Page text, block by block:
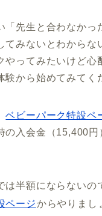
「先生と合わなかっ
てみないとわからな
やってみたいけど心
験から始めてみてく
ベビーパーク特設ペ
の入会金（15,400円
は半額にならないの
ページからやりまし